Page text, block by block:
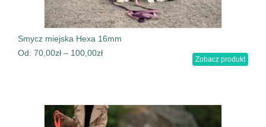
Smycz miejska Hexa 16mm
Od: 70,00zł – 100,00zł
Zobacz produkt